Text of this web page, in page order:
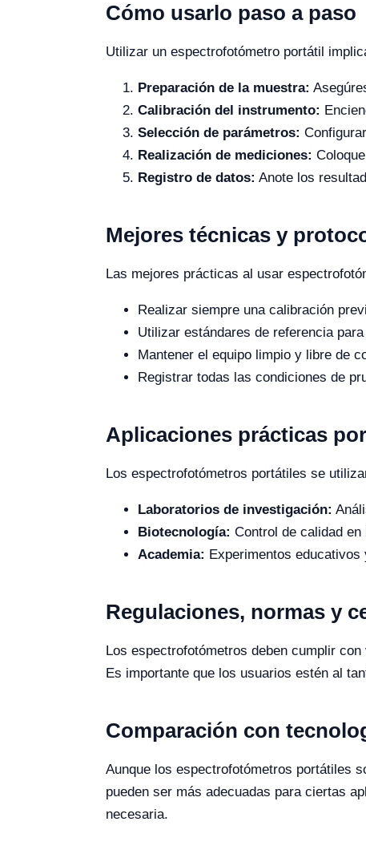
Cómo usarlo paso a paso
Utilizar un espectrofotómetro portátil
Preparación de la muestra:
Calibración del instrumento:
Selección de parámetros:
Realización de mediciones:
Registro de datos: Anote los
Mejores técnicas y
Las mejores prácticas al usar
Realizar siempre una calibración
Utilizar estándares de referencia
Mantener el equipo limpio y libre de
Registrar todas las condiciones de
Aplicaciones prácticas
Los espectrofotómetros portátiles se
Laboratorios de investigación:
Biotecnología: Control de calidad
Academia: Experimentos
Regulaciones, normas y
Los espectrofotómetros deben cumplir
Es importante que los usuarios estén al
Comparación con
Aunque los espectrofotómetros portátiles
pueden ser más adecuadas para ciertas
necesaria.